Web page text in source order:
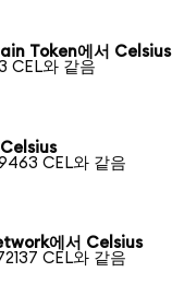
Token에서 Celsius
CEL와 같음
CEL와 같음
에서 Celsius
CEL와 같음